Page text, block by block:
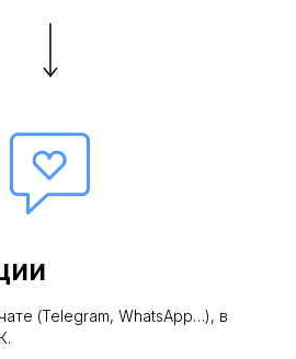
(Telegram, WhatsApp…), в